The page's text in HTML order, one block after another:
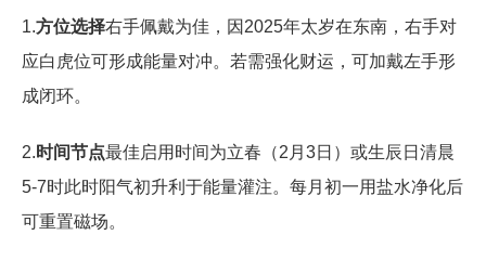
1.方位选择右手佩戴为佳，因2025年太岁在东南，右手对
应白虎位可形成能量对冲。若需强化财运，可加戴左手形
成闭环。
2. 时间节点最佳启用时间为立春（2月3日）或生辰日清晨
5-7时此时阳气初升利于能量灌注。每月初一用盐水净化后
可重置磁场。